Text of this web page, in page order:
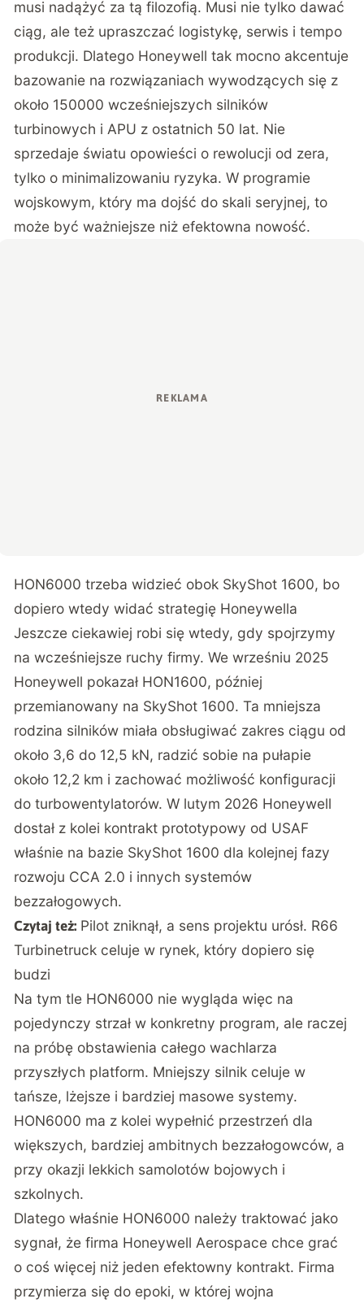
musi nadążyć za tą filozofią. Musi nie tylko dawać
ciąg, ale też upraszczać logistykę, serwis i tempo
produkcji. Dlatego Honeywell tak mocno akcentuje
bazowanie na rozwiązaniach wywodzących się z
około 150000 wcześniejszych silników
turbinowych i APU z ostatnich 50 lat. Nie
sprzedaje światu opowieści o rewolucji od zera,
tylko o minimalizowaniu ryzyka. W programie
wojskowym, który ma dojść do skali seryjnej, to
może być ważniejsze niż efektowna nowość.
HON6000 trzeba widzieć obok SkyShot 1600, bo
dopiero wtedy widać strategię Honeywella
Jeszcze ciekawiej robi się wtedy, gdy spojrzymy
na wcześniejsze ruchy firmy. We wrześniu 2025
Honeywell pokazał HON1600, później
przemianowany na SkyShot 1600. Ta mniejsza
rodzina silników miała obsługiwać zakres ciągu od
około 3,6 do 12,5 kN, radzić sobie na pułapie
około 12,2 km i zachować możliwość konfiguracji
do turbowentylatorów. W lutym 2026 Honeywell
dostał z kolei kontrakt prototypowy od USAF
właśnie na bazie SkyShot 1600 dla kolejnej fazy
rozwoju CCA 2.0 i innych systemów
bezzałogowych.
Czytaj też: Pilot zniknął, a sens projektu urósł. R66
Turbinetruck celuje w rynek, który dopiero się
budzi
Na tym tle HON6000 nie wygląda więc na
pojedynczy strzał w konkretny program, ale raczej
na próbę obstawienia całego wachlarza
przyszłych platform. Mniejszy silnik celuje w
tańsze, lżejsze i bardziej masowe systemy.
HON6000 ma z kolei wypełnić przestrzeń dla
większych, bardziej ambitnych bezzałogowców, a
przy okazji lekkich samolotów bojowych i
szkolnych.
Dlatego właśnie HON6000 należy traktować jako
sygnał, że firma Honeywell Aerospace chce grać
o coś więcej niż jeden efektowny kontrakt. Firma
przymierza się do epoki, w której wojna